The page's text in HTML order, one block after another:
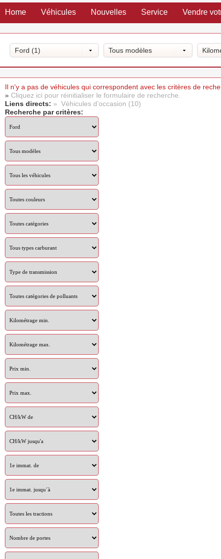
Home Véhicules Nouvelles Service Vendre
Ford (1) Tous modèles
Il n'y a pas de véhicules qui correspondent avec les critères de
» Cliquez ici pour réinitialiser le formulaire de recherche.
Liens directs: » Véhicules d’occasion (10)
Recherche par critères: